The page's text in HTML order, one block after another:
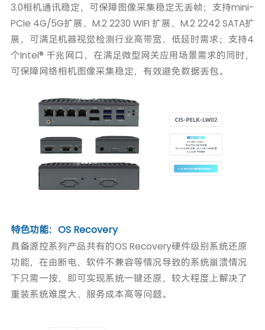
3.0相机通讯稳定，可保障图像采集稳定无丢帧；支持mini-
PCIe 4G/5G扩展、M.2 2230 WIFI 扩展、M.2 2242 SATA扩
展，可满足机器视觉检测行业高带宽、低延时需求；支持4
个Intel® 千兆网口，在满足微型网关应用场景需求的同时，
可保障网络相机图像采集稳定，有效避免数据丢包。
特色功能：OS Recovery
具备源控系列产品共有的OS Recovery硬件级别系统还原
功能，在由断电、软件不兼容等情况导致的系统崩溃情况
下只需一按，即可实现系统一键还原，较大程度上解决了
重装系统难度大、服务成本高等问题。